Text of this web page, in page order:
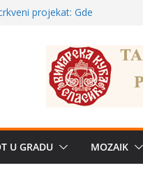
projekat: Gde
i sekularne
traženije Španija,
mira dočekao
U GRADU MOZAIK